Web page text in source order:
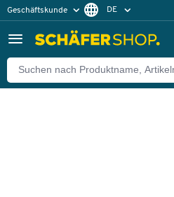
Geschäftskunde DE
Zurück